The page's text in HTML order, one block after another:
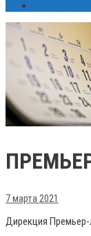
7 марта 2021
Дирекция Премьер-